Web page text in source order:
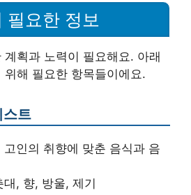
필요한 정보
획과 노력이 필요해요. 아래
위해 필요한 항목들이에요.
스트
고인의 취향에 맞춘 음식과 음
대, 향, 방울, 제기